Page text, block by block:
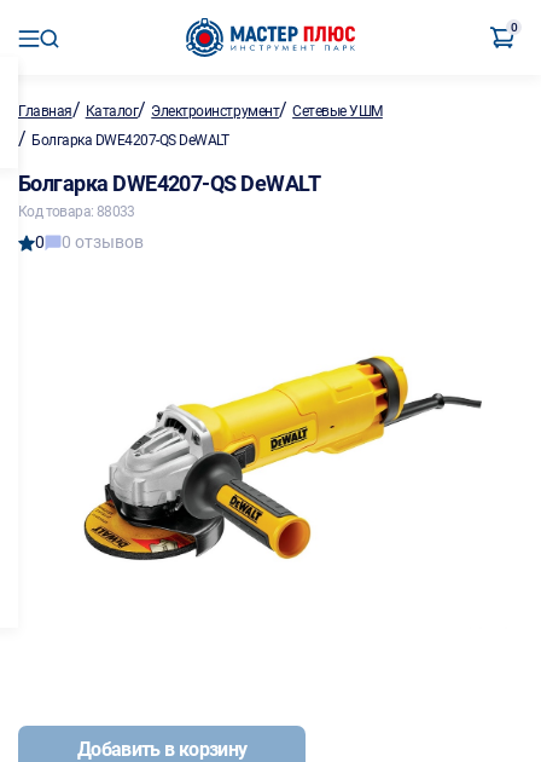
0
Главная/ Каталог/ Электроинструмент/Сетевые УШМ
/ Болгарка DWE4207-QS DeWALT
Болгарка DWE4207-QS DeWALT
Код товара: 88033
0 0 отзывов
Добавить в корзину